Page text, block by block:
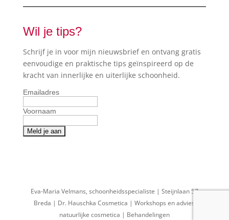
Wil je tips?
Schrijf je in voor mijn nieuwsbrief en ontvang gratis
eenvoudige en praktische tips geïnspireerd op de
kracht van innerlijke en uiterlijke schoonheid.
Emailadres
Voornaam
Eva-Maria Velmans, schoonheidsspecialiste | Steijnlaan 57
Breda | Dr. Hauschka Cosmetica | Workshops en advies
natuurlijke cosmetica | Behandelingen